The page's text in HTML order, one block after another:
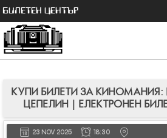
БИЛЕТЕН ЦЕНТЪР
КУПИ БИЛЕТИ ЗА КИНОМАНИЯ:
ЦЕПЕЛИН | ЕЛЕКТРОНЕН
23 NOV 2025 18:30